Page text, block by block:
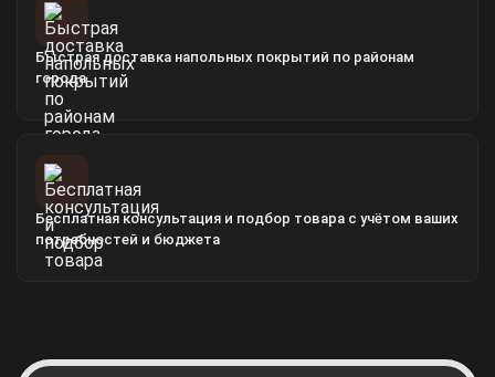
Быстрая доставка напольных покрытий по районам
города
Бесплатная консультация и подбор товара с учётом ваших
потребностей и бюджета